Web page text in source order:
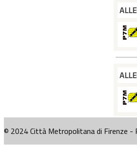
© 2024 Città Metropolitana di Firenze -